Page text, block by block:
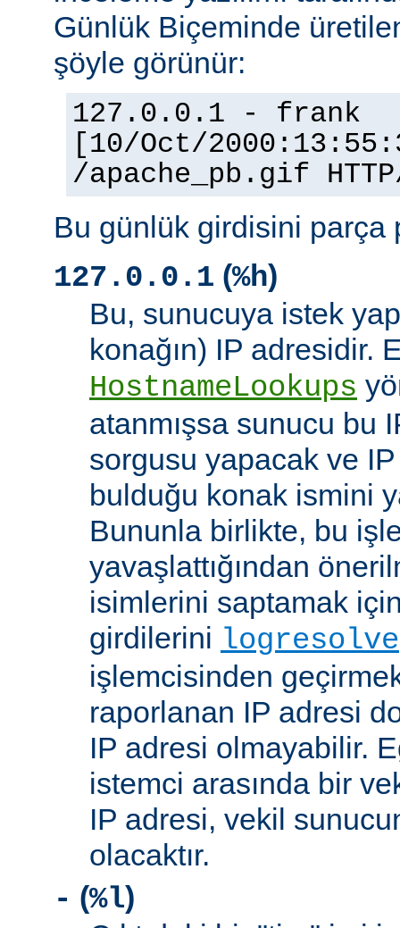
Günlük Biçeminde
şöyle görünür:
127.0.0.1 - frank
[10/Oct/
/apache_pb.gif
Bu günlük girdisini parça
127.0.0.1 (%h)
Bu, sunucuya istek
konağın) IP adresidir.
HostnameLookups
atanmışsa sunucu bu
sorgusu yapacak ve
bulduğu konak ismini
Bununla birlikte, bu
yavaşlattığından
isimlerini saptamak
girdilerini logresolve
işlemcisinden
raporlanan IP adresi
IP adresi olmayabilir.
istemci arasında bir
IP adresi, vekil
olacaktır.
- (%l)